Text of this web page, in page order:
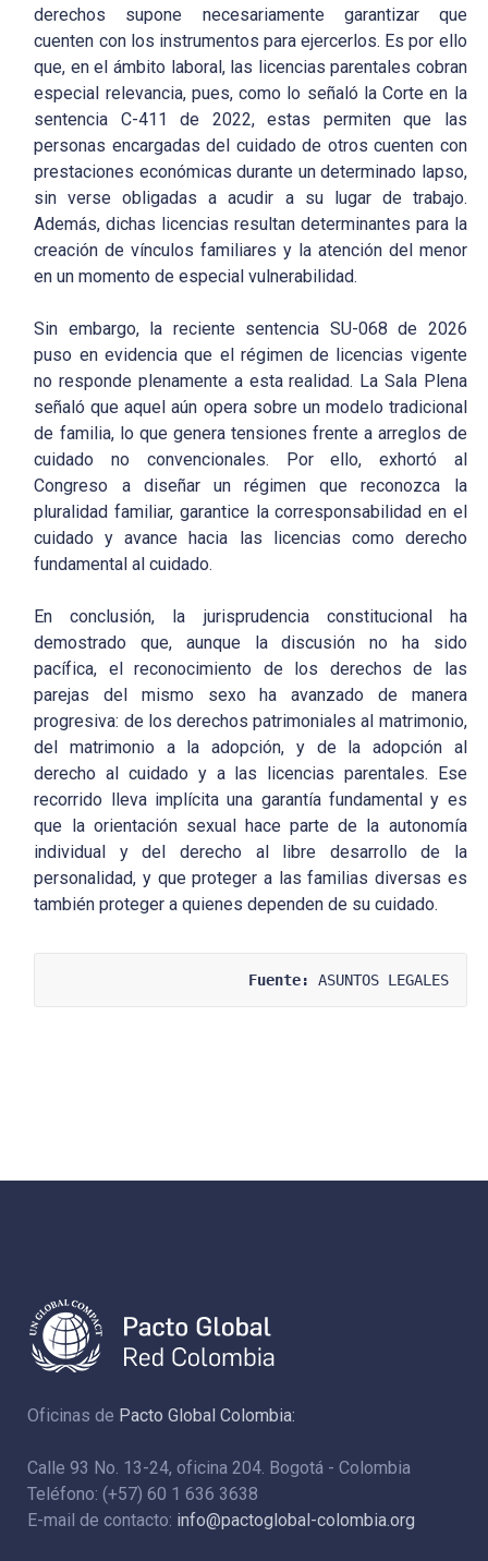
derechos supone necesariamente garantizar que
cuenten con los instrumentos para ejercerlos. Es por ello
que, en el ámbito laboral, las licencias parentales cobran
especial relevancia, pues, como lo señaló la Corte en la
sentencia C-411 de 2022, estas permiten que las
personas encargadas del cuidado de otros cuenten con
prestaciones económicas durante un determinado lapso,
sin verse obligadas a acudir a su lugar de trabajo.
Además, dichas licencias resultan determinantes para la
creación de vínculos familiares y la atención del menor
en un momento de especial vulnerabilidad.
Sin embargo, la reciente sentencia SU-068 de 2026
puso en evidencia que el régimen de licencias vigente
no responde plenamente a esta realidad. La Sala Plena
señaló que aquel aún opera sobre un modelo tradicional
de familia, lo que genera tensiones frente a arreglos de
cuidado no convencionales. Por ello, exhortó al
Congreso a diseñar un régimen que reconozca la
pluralidad familiar, garantice la corresponsabilidad en el
cuidado y avance hacia las licencias como derecho
fundamental al cuidado.
En conclusión, la jurisprudencia constitucional ha
demostrado que, aunque la discusión no ha sido
pacífica, el reconocimiento de los derechos de las
parejas del mismo sexo ha avanzado de manera
progresiva: de los derechos patrimoniales al matrimonio,
del matrimonio a la adopción, y de la adopción al
derecho al cuidado y a las licencias parentales. Ese
recorrido lleva implícita una garantía fundamental y es
que la orientación sexual hace parte de la autonomía
individual y del derecho al libre desarrollo de la
personalidad, y que proteger a las familias diversas es
también proteger a quienes dependen de su cuidado.
Fuente: ASUNTOS LEGALES
Oficinas de Pacto Global Colombia:
Calle 93 No. 13-24, oficina 204. Bogotá - Colombia
Teléfono: (+57) 60 1 636 3638
E-mail de contacto: info@pactoglobal-colombia.org